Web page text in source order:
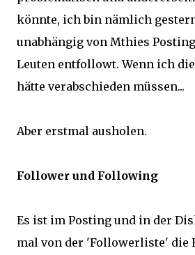
könnte, ich bin nämlich
unabhängig von Mthies
Leuten entfollowt. Wenn ich
hätte verabschieden müssen...
Aber erstmal ausholen.
Follower und Following
Es ist im Posting und in der
mal von der 'Followerliste' die